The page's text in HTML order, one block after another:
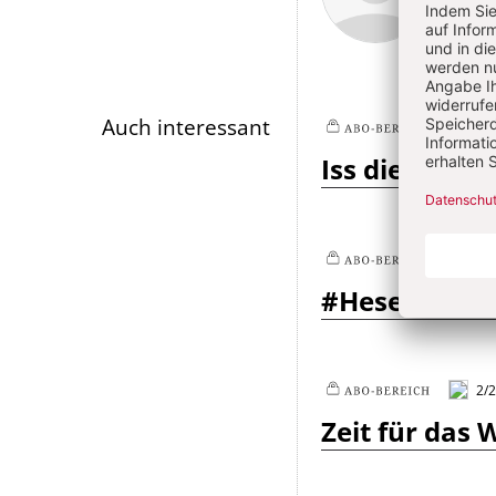
Auch interessant 2/
Iss diese
#Hesekielisst
2/
Zeit für das